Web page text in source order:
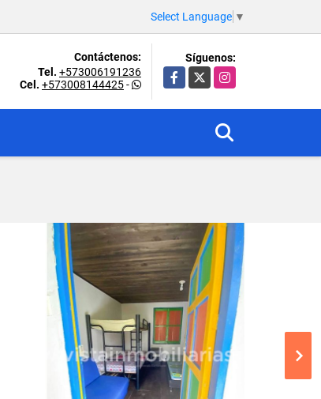
Select Language ▼
Contáctenos:
Tel. +573006191236
Cel. +573008144425-
Síguenos:
Facebook
X Instagram